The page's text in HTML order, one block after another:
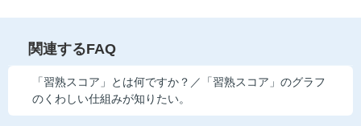
関連するFAQ
「習熟スコア」とは何ですか？／「習熟スコア」のグラフ
のくわしい仕組みが知りたい。